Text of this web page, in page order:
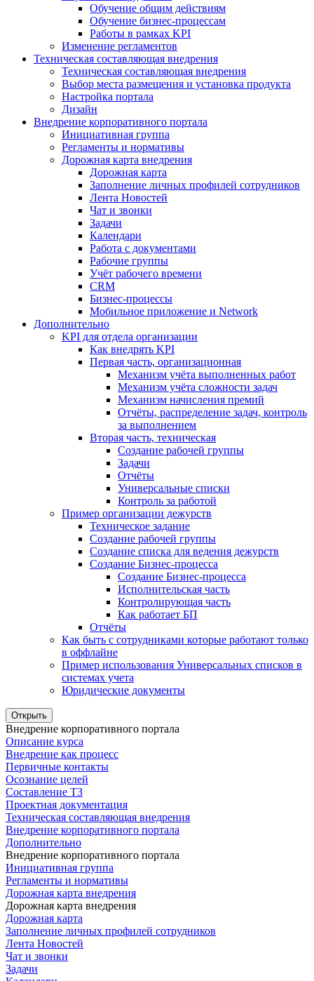
Обучение общим действиям
Обучение бизнес-процессам
Работы в рамках KPI
Изменение регламентов
Техническая составляющая внедрения
Техническая составляющая внедрения
Выбор места размещения и установка продукта
Настройка портала
Дизайн
Внедрение корпоративного портала
Инициативная группа
Регламенты и нормативы
Дорожная карта внедрения
Дорожная карта
Заполнение личных профилей сотрудников
Лента Новостей
Чат и звонки
Задачи
Календари
Работа с документами
Рабочие группы
Учёт рабочего времени
CRM
Бизнес-процессы
Мобильное приложение и Network
Дополнительно
KPI для отдела организации
Как внедрять KPI
Первая часть, организационная
Механизм учёта выполненных работ
Механизм учёта сложности задач
Механизм начисления премий
Отчёты, распределение задач, контроль
за выполнением
Вторая часть, техническая
Создание рабочей группы
Задачи
Отчёты
Универсальные списки
Контроль за работой
Пример организации дежурств
Техническое задание
Создание рабочей группы
Создание списка для ведения дежурств
Создание Бизнес-процесса
Создание Бизнес-процесса
Исполнительская часть
Контролирующая часть
Как работает БП
Отчёты
Как быть с сотрудниками которые работают только
в оффлайне
Пример использования Универсальных списков в
системах учета
Юридические документы
Открыть
Внедрение корпоративного портала
Описание курса
Внедрение как процесс
Первичные контакты
Осознание целей
Составление ТЗ
Проектная документация
Техническая составляющая внедрения
Внедрение корпоративного портала
Дополнительно
Внедрение корпоративного портала
Инициативная группа
Регламенты и нормативы
Дорожная карта внедрения
Дорожная карта внедрения
Дорожная карта
Заполнение личных профилей сотрудников
Лента Новостей
Чат и звонки
Задачи